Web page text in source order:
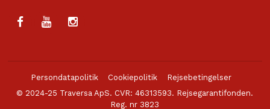
© 2024-25 Traversa ApS. CVR: 46313593. Rejsegarantifonden.
Reg. nr 3823
Persondatapolitik Cookiepolitik Rejsebetingelser